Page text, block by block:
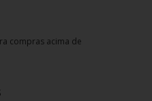
compras acima de